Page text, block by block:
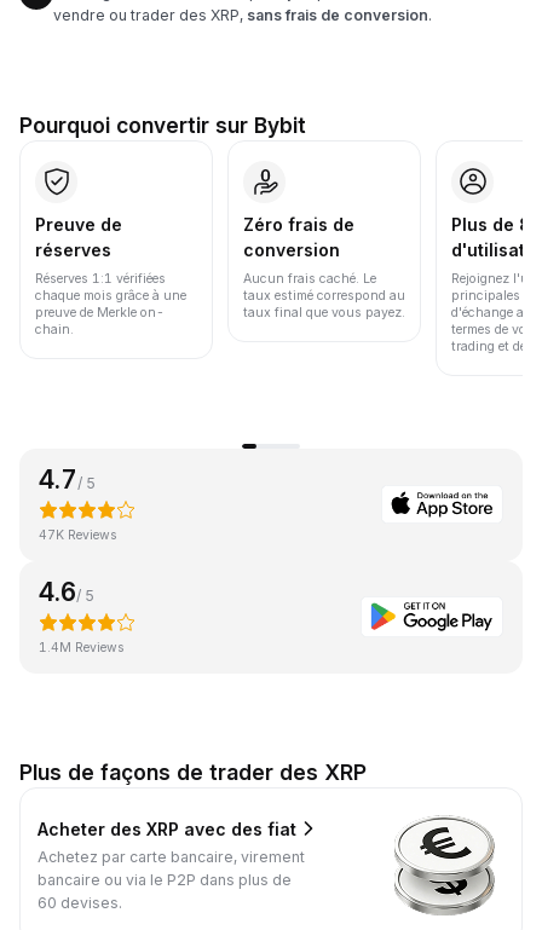
vendre ou trader des XRP, sans frais de conversion.
Pourquoi convertir sur Bybit
Preuve de
réserves
Réserves 1:1 vérifiées
chaque mois grâce à une
preuve de Merkle on-
chain.
Zéro frais de
conversion
Aucun frais caché. Le
taux estimé correspond au
taux final que vous payez.
Plus de
Rejoignez
principales
d'échange au
termes de
trading et de
4.7 / 5
47K Reviews
4.6/ 5
1.4M Reviews
Plus de façons de trader des XRP
Acheter des XRP avec des fiat
Achetez par carte bancaire, virement
bancaire ou via le P2P dans plus de
60 devises.